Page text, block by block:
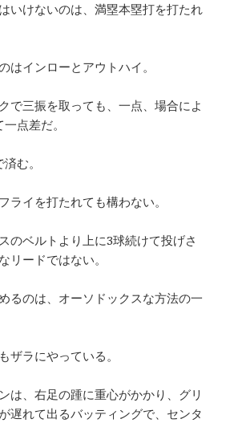
いけないのは、満塁本塁打を打たれ
はインローとアウトハイ。
で三振を取っても、一点、場合によ
点差だ。
む。
ライを打たれても構わない。
のベルトより上に3球続けて投げさ
リードではない。
るのは、オーソドックスな方法の一
ザラにやっている。
は、右足の踵に重心がかかり、グリ
遅れて出るバッティングで、センタ